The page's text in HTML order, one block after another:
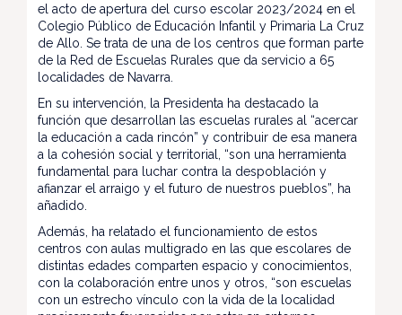
el acto de apertura del curso escolar 2023/2024 en el
Colegio Público de Educación Infantil y Primaria La Cruz
de Allo. Se trata de una de los centros que forman parte
de la Red de Escuelas Rurales que da servicio a 65
localidades de Navarra.
En su intervención, la Presidenta ha destacado la
función que desarrollan las escuelas rurales al “acercar
la educación a cada rincón” y contribuir de esa manera
a la cohesión social y territorial, “son una herramienta
fundamental para luchar contra la despoblación y
afianzar el arraigo y el futuro de nuestros pueblos”, ha
añadido.
Además, ha relatado el funcionamiento de estos
centros con aulas multigrado en las que escolares de
distintas edades comparten espacio y conocimientos,
con la colaboración entre unos y otros, “son escuelas
con un estrecho vínculo con la vida de la localidad